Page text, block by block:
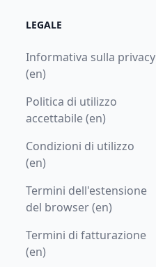
LEGALE
Informativa sulla privacy
(en)
Politica di utilizzo
accettabile (en)
Condizioni di utilizzo
(en)
Termini dell'estensione
del browser (en)
Termini di fatturazione
(en)